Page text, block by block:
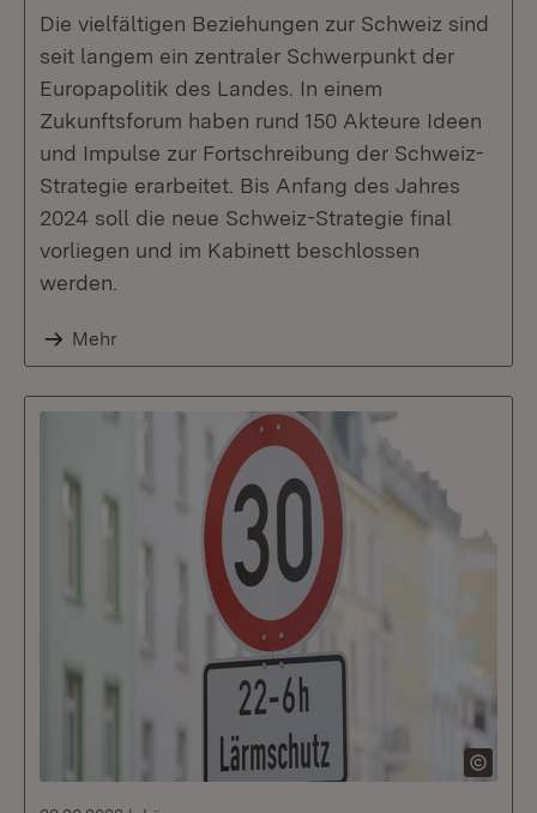
Die vielfältigen Beziehungen zur Schweiz sind
seit langem ein zentraler Schwerpunkt der
Europapolitik des Landes. In einem
Zukunftsforum haben rund 150 Akteure Ideen
und Impulse zur Fortschreibung der Schweiz-
Strategie erarbeitet. Bis Anfang des Jahres
2024 soll die neue Schweiz-Strategie final
vorliegen und im Kabinett beschlossen
werden.
Mehr